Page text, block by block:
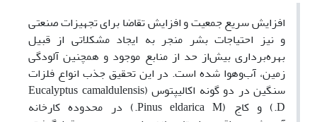
افزایش سریع جمعیت و افزایش تقاضا برای تجهیزات صنعتی
و نیز احتیاجات بشر منجر به ایجاد مشکلاتی از قبیل
بهره‌برداری بیش‌از حد از منابع موجود و همچنین آلودگی
زمین، آب‌وهوا شده است. در این تحقیق جذب انواع فلزات
سنگین در دو گونه اکالیپتوس (Eucalyptus camaldulensis
D.) و کاج (Pinus eldarica M.) در محدوده کارخانه